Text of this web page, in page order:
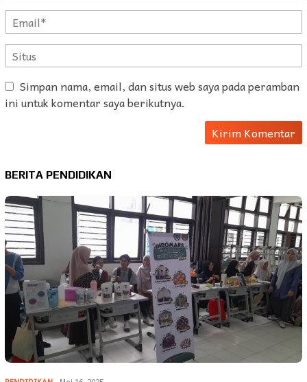
Simpan nama, email, dan situs web saya pada peramban
ini untuk komentar saya berikutnya.
BERITA PENDIDIKAN